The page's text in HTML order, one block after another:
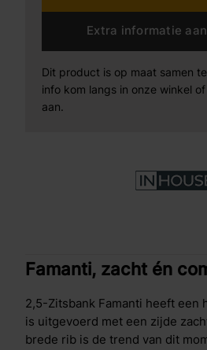
Extra informatie
Dit product is op maat samen
info kom langs in onze winkel
aan.
Famanti, zacht én
2,5-Zitsbank Famanti heeft een
is uitgevoerd met een zijde
brede rib is de trend van dit